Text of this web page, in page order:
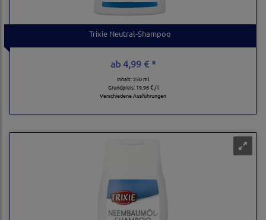
Trixie Neutral-Shampoo
ab4,99 € *
Inhalt: 250 ml
Grundpreis: 19,96 € / l
Verschiedene Ausführungen